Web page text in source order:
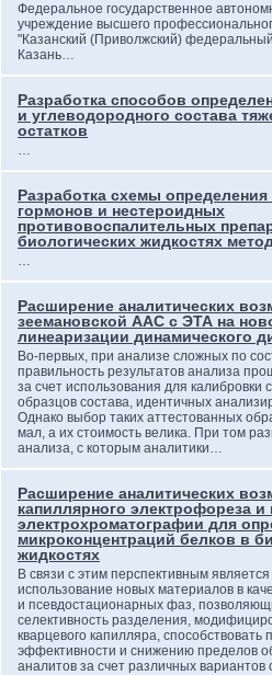
Федеральное государственное
учреждение высшего
"Казанский (Приволжский) федеральный
Казань…
Разработка способов
и углеводородного состава
остатков
…
Разработка схемы
гормонов и нестероидных
противовоспалительных
биологических жидкостях
…
Расширение аналитических
зеемановской ААС с ЭТА на
линеаризации динамического
Во-первых, при анализе сложных по
правильность результатов анализа
за счет использования для калибровки
образцов состава, идентичных
Однако выбор таких аттестованных
мал, а их стоимость велика. При том
анализа, с которым аналитики…
Расширение аналитических
капиллярного электрофореза и
электрохроматографии для
микроконцентраций белков в
жидкостях
В связи с этим перспективным является
использование новых материалов в
и псевдостационарных фаз,
селективность разделения,
кварцевого капилляра,
эффективности и снижению пределов
аналитов за счет различных